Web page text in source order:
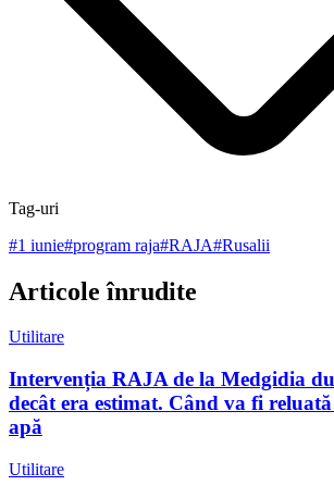
Tag-uri
#1 iunie#program raja#RAJA#Rusalii
Articole înrudite
Utilitare
Intervenția RAJA de la Medgidia
decât era estimat. Când va fi
apă
Utilitare